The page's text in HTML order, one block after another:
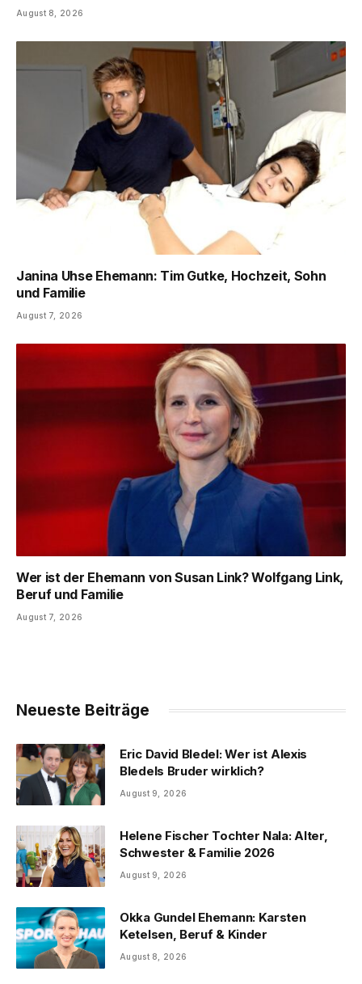
August 8, 2026
Janina Uhse Ehemann: Tim Gutke, Hochzeit, Sohn
und Familie
August 7, 2026
Wer ist der Ehemann von Susan Link? Wolfgang Link,
Beruf und Familie
August 7, 2026
Neueste Beiträge
Eric David Bledel: Wer ist Alexis
Bledels Bruder wirklich?
August 9, 2026
Helene Fischer Tochter Nala: Alter,
Schwester & Familie 2026
August 9, 2026
Okka Gundel Ehemann: Karsten
Ketelsen, Beruf & Kinder
August 8, 2026